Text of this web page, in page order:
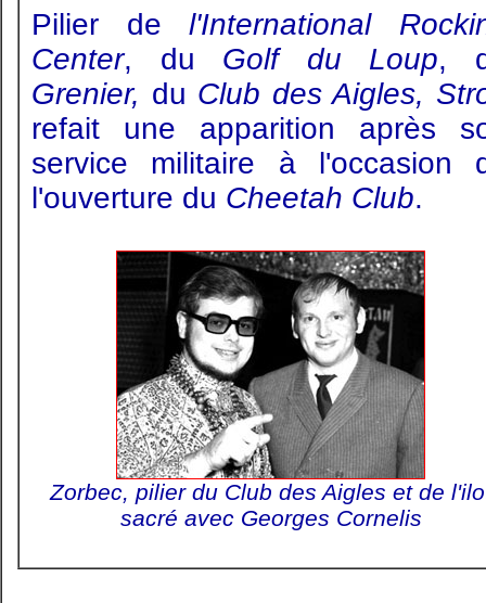
Pilier del'International
Center, du Golf du Loup,
Grenier, du Club des Aigles,
refait une apparition après
service militaire à l'occasion
l'ouverture du Cheetah Club.
Zorbec, pilier du Club des Aigles et de
sacré avec Georges Cornelis